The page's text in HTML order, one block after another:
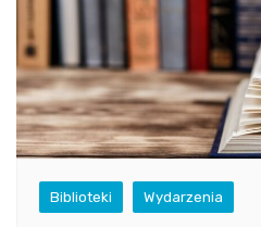
Biblioteki Wydarzenia